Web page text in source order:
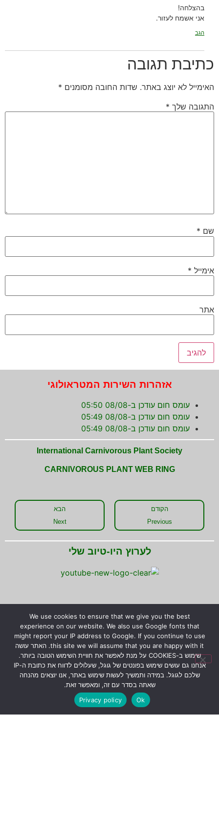
בהצלחה!
אני אשמח לעזור.
הגב
כתיבת תגובה
האימייל לא יוצג באתר. שדות החובה מסומנים *
התגובה שלך *
שם *
אימייל *
אתר
אזהרות השירות המטראולוגי
עומס חום עודכן ב-08/08 05:50
עומס חום עודכן ב-08/08 05:49
עומס חום עודכן ב-08/08 05:49
International Carnivorous Plant Society
CARNIVOROUS PLANT WEB RING
הקודם
Previous
הבא
Next
לערוץ היו-טיוב שלי
We use cookies to ensure that we give you the best
experience on our website. We also use Google fonts that
might report your IP address to Google. If you continue to use
this site we will assume that you are happy with it. האתר עושה
שימוש ב-COOKIES על מנת לאפשר את חוויית השימוש הטובה ביותר.
אנחנו גם עושים שימוש בפונטים של גוגל, שעלולים לדווח את כתובת ה-IP
שלכם לגוגל. במידה ותמשיך לעשות שימוש באתר, אנו יוצאים מהנחה
שאתה בסדר עם זה, ומאפשר זאת.
Ok
Privacy policy